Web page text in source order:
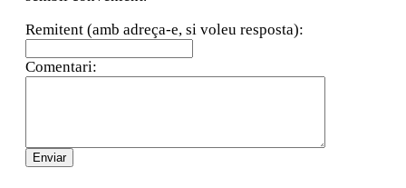
Remitent (amb adreça-e, si voleu resposta):
Comentari: